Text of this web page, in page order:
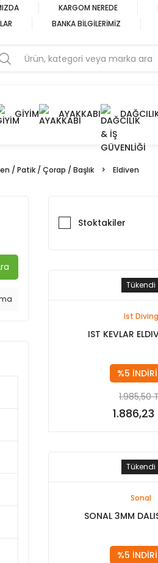
KARGOM NEREDE
BANKA BİLGİLERİMİZ
GİYİM AYAKKABI
/ Patik / Çorap / Başlık Eldiven
Stoktakiler
Tükendi
Ist Diving
IST KEVLAR
%5
1.985,50
1.886,23
Stokta
Tükendi
Sonal
SONAL 3MM
%5